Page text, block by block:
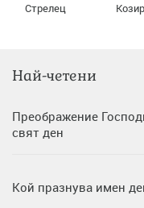
Стрелец
Най-четени
Преображение
свят ден
Кой празнува имен